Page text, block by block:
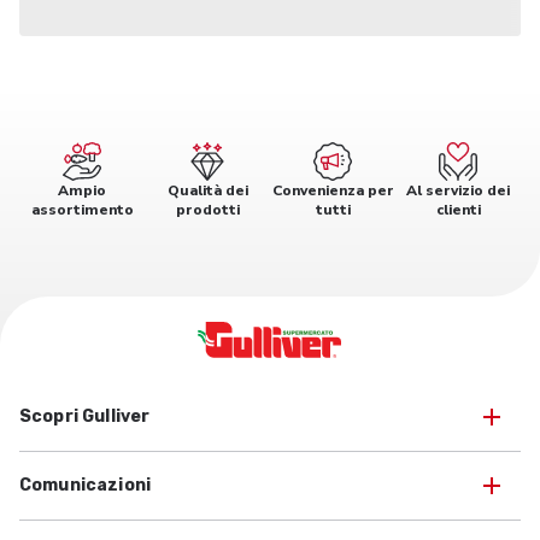
Ampio
assortimento
Qualità dei
prodotti
Convenienza per
tutti
Al servizio dei
clienti
Scopri Gulliver
Comunicazioni